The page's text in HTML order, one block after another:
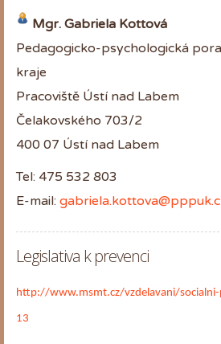
Mgr. Gabriela Kottová
Pedagogicko-psychologická
kraje
Pracoviště Ústí nad Labem
Čelakovského 703/2
400 07 Ústí nad Labem
Tel: 475 532 803
E-mail:
Legislativa k prevenci
http://www.msmt.cz/vzdelavani/
13